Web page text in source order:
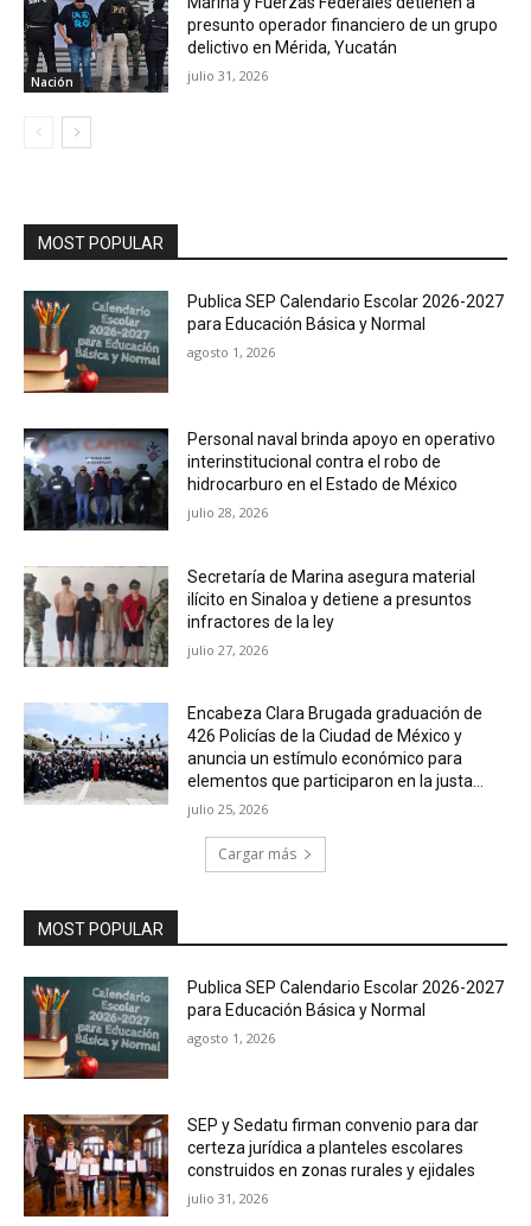
Nación
presunto operador financiero de un grupo
delictivo en Mérida, Yucatán
julio 31, 2026
MOST POPULAR
Publica SEP Calendario Escolar 2026-2027
para Educación Básica y Normal
agosto 1, 2026
Personal naval brinda apoyo en operativo
interinstitucional contra el robo de
hidrocarburo en el Estado de México
julio 28, 2026
Secretaría de Marina asegura material
ilícito en Sinaloa y detiene a presuntos
infractores de la ley
julio 27, 2026
Encabeza Clara Brugada graduación de
426 Policías de la Ciudad de México y
anuncia un estímulo económico para
elementos que participaron en la justa...
julio 25, 2026
Cargar más
MOST POPULAR
Publica SEP Calendario Escolar 2026-2027
para Educación Básica y Normal
agosto 1, 2026
SEP y Sedatu firman convenio para dar
certeza jurídica a planteles escolares
construidos en zonas rurales y ejidales
julio 31, 2026